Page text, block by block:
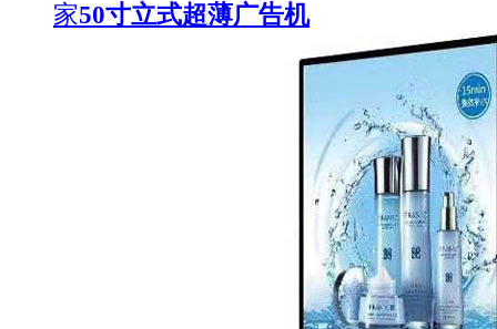
家50寸立式超薄广告机